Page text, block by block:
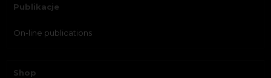
Publikacje
On-line publications
Shop